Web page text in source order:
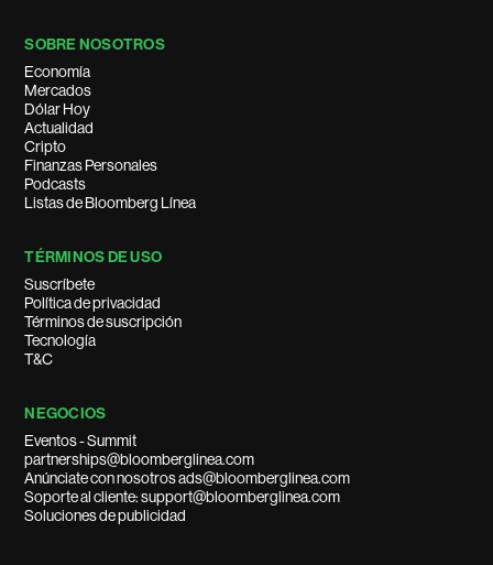
SOBRE NOSOTROS
Economía
Mercados
Dólar Hoy
Actualidad
Cripto
Finanzas Personales
Podcasts
Listas de Bloomberg Línea
TÉRMINOS DE USO
Suscríbete
Política de privacidad
Términos de suscripción
Tecnología
T&C
NEGOCIOS
Eventos - Summit
partnerships@bloomberglinea.com
Anúnciate con nosotros ads@bloomberglinea.com
Soporte al cliente: support@bloomberglinea.com
Soluciones de publicidad